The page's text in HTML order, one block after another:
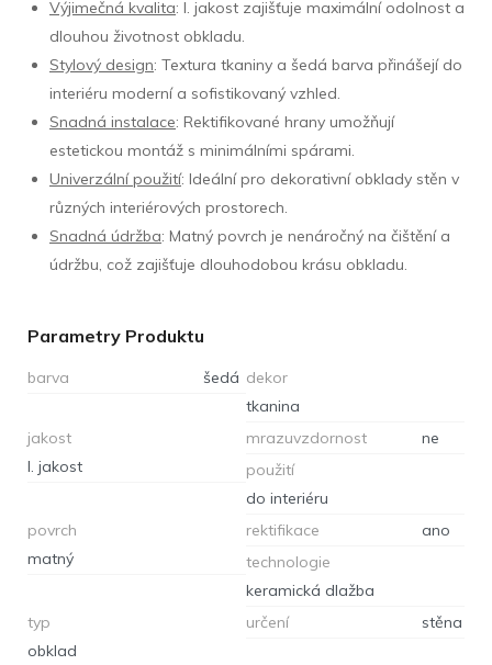
Výjimečná kvalita: I. jakost zajišťuje maximální odolnost a
dlouhou životnost obkladu.
Stylový design: Textura tkaniny a šedá barva přinášejí do
interiéru moderní a sofistikovaný vzhled.
Snadná instalace: Rektifikované hrany umožňují
estetickou montáž s minimálními spárami.
Univerzální použití: Ideální pro dekorativní obklady stěn v
různých interiérových prostorech.
Snadná údržba: Matný povrch je nenáročný na čištění a
údržbu, což zajišťuje dlouhodobou krásu obkladu.
Parametry Produktu
barva šedá dekor
tkanina
jakost
I. jakost
mrazuvzdornost
ne
použití
do interiéru
povrch
matný
rektifikace
ano
technologie
keramická dlažba
typ
obklad
určení stěna